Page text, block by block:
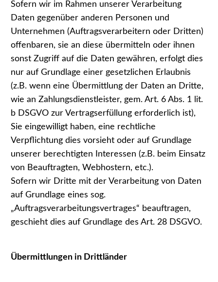
Sofern wir im Rahmen unserer Verarbeitung
Daten gegenüber anderen Personen und
Unternehmen (Auftragsverarbeitern oder Dritten)
offenbaren, sie an diese übermitteln oder ihnen
sonst Zugriff auf die Daten gewähren, erfolgt dies
nur auf Grundlage einer gesetzlichen Erlaubnis
(z.B. wenn eine Übermittlung der Daten an Dritte,
wie an Zahlungsdienstleister, gem. Art. 6 Abs. 1 lit.
b DSGVO zur Vertragserfüllung erforderlich ist),
Sie eingewilligt haben, eine rechtliche
Verpflichtung dies vorsieht oder auf Grundlage
unserer berechtigten Interessen (z.B. beim Einsatz
von Beauftragten, Webhostern, etc.).
Sofern wir Dritte mit der Verarbeitung von Daten
auf Grundlage eines sog.
„Auftragsverarbeitungsvertrages“ beauftragen,
geschieht dies auf Grundlage des Art. 28 DSGVO.
Übermittlungen in Drittländer